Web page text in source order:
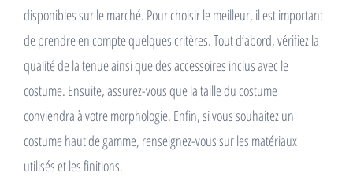
disponibles sur le marché. Pour choisir le meilleur, il est important
de prendre en compte quelques critères. Tout d’abord, vérifiez la
qualité de la tenue ainsi que des accessoires inclus avec le
costume. Ensuite, assurez-vous que la taille du costume
conviendra à votre morphologie. Enfin, si vous souhaitez un
costume haut de gamme, renseignez-vous sur les matériaux
utilisés et les finitions.